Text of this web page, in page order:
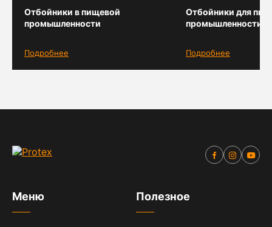
Отбойники в пищевой
промышленности
Подробнее
Отбойники для
промышленности
Подробнее
Меню Полезное